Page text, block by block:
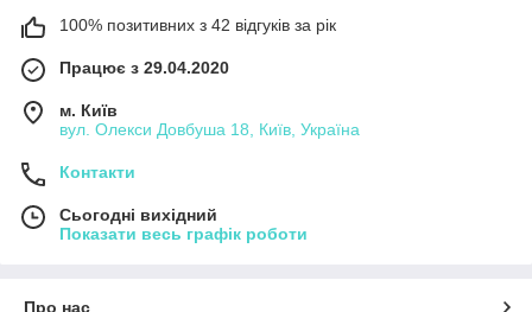
100% позитивних з 42 відгуків за рік
Працює з 29.04.2020
м. Київ
вул. Олекси Довбуша 18, Київ, Україна
Контакти
Сьогодні вихідний
Показати весь графік роботи
Про нас